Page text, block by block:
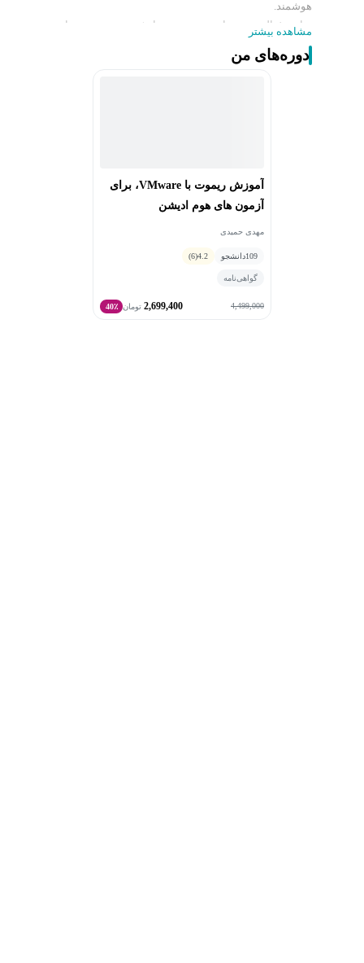
هوشمند.
سابقه فعالیت به‌عنوان توسعه‌دهنده ارشد وب و سیستم‌های
نوین، مدیر فنی پروژه‌های میکروکنترلر در شرکت ریموت
وی‌ام را در کارنامه خود دارد.
سیستم‌ها و بردهای توسعه فعالیت می‌کند.
مشاهده بیشتر
دوره‌های من
آموزش ریموت با VMware، برای
آزمون های هوم ادیشن
مهدی حمیدی
109دانشجو 4.2
(6)
گواهی‌نامه
4,499,000
2,699,400 تومان 40٪